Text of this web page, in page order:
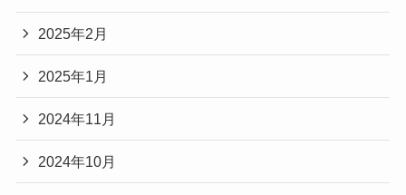
2025年2月
2025年1月
2024年11月
2024年10月